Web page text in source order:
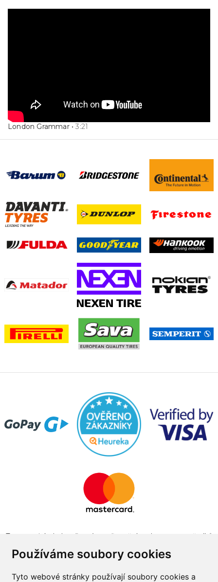
Používáme soubory cookies
Tyto webové stránky používají soubory cookies a
London Grammar•3:21
Tento projekt byl realizován za finanční podpory z prostředků
obchodu v programu The Country for the Future